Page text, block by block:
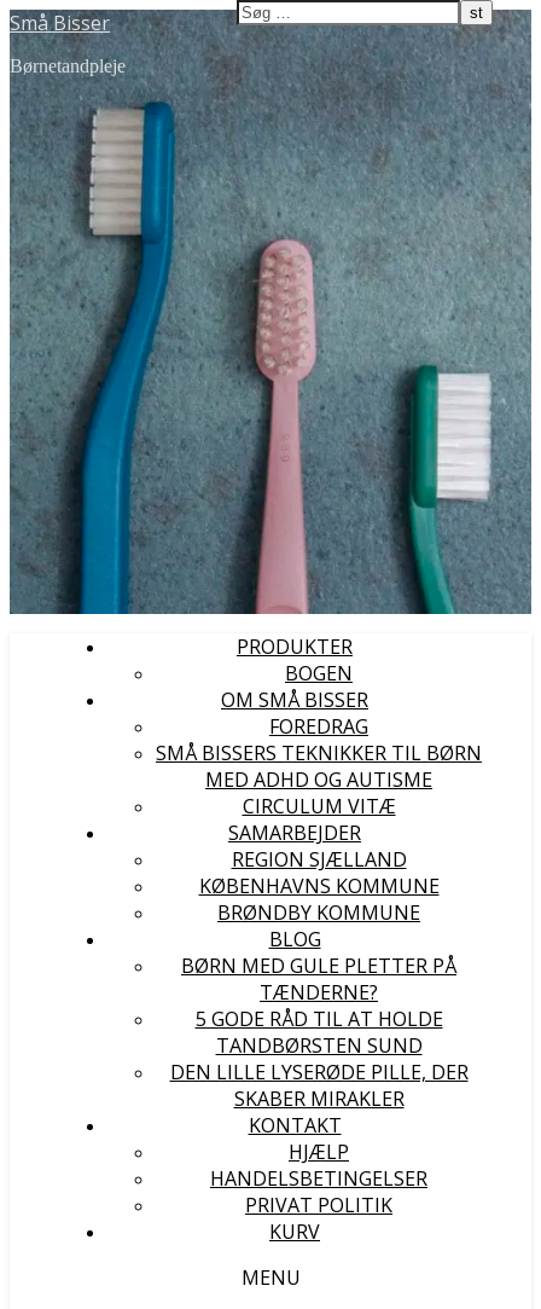
Små Bisser
Børnetandpleje
PRODUKTER
BOGEN
OM SMÅ BISSER
FOREDRAG
SMÅ BISSERS TEKNIKKER TIL BØRN
MED ADHD OG AUTISME
CIRCULUM VITÆ
SAMARBEJDER
REGION SJÆLLAND
KØBENHAVNS KOMMUNE
BRØNDBY KOMMUNE
BLOG
BØRN MED GULE PLETTER PÅ
TÆNDERNE?
5 GODE RÅD TIL AT HOLDE
TANDBØRSTEN SUND
DEN LILLE LYSERØDE PILLE, DER
SKABER MIRAKLER
KONTAKT
HJÆLP
HANDELSBETINGELSER
PRIVAT POLITIK
KURV
MENU